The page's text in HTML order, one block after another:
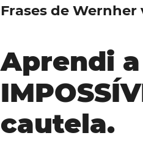
Frases de Wernher
Aprendi
cautela.